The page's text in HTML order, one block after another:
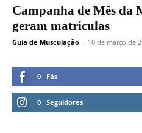
Campanha de Mês da
geram matrículas
Guia de Musculação - 10 de março de
0 Fãs
0 Seguidores